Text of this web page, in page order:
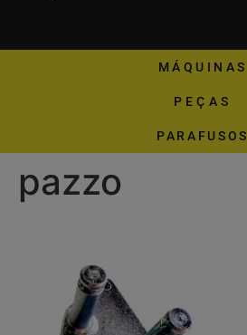
MÁQUINAS
PEÇAS
PARAFUSOS
pazzo